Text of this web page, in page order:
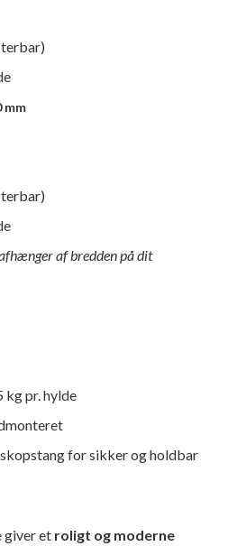
mm
af bredden på dit
kg pr. hylde
for sikker og holdbar
giver et roligt og moderne